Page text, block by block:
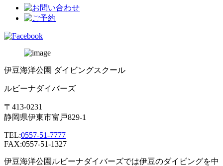
伊豆海洋公園 ダイビングスクール
ルビーナダイバーズ
〒413-0231
静岡県伊東市富戸829-1
TEL:0557-51-7777
FAX:0557-51-1327
伊豆海洋公園ルビーナダイバーズでは伊豆のダイビングを中